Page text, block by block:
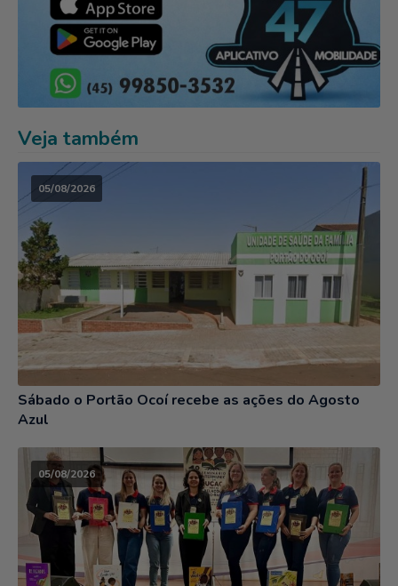
Veja também
05/08/2026
Sábado o Portão Ocoí recebe as ações do Agosto
Azul
05/08/2026